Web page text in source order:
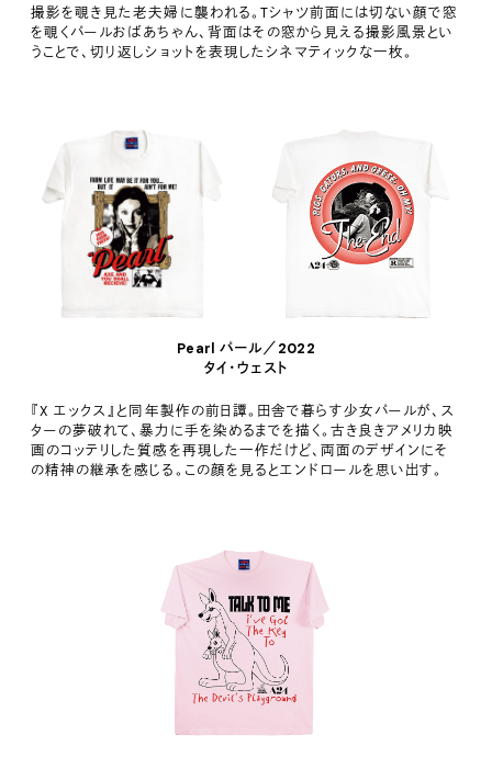
撮影を覗き見た老夫婦に襲われる。Tシャツ前面には切ない顔で窓
を覗くパールおばあちゃん、背面はその窓から見える撮影風景とい
うことで、切り返しショットを表現したシネマティックな一枚。
Pearl パール／2022
タイ・ウェスト
『X エックス』と同年製作の前日譚。田舎で暮らす少女パールが、ス
ターの夢破れて、暴力に手を染めるまでを描く。古き良きアメリカ映
画のコッテリした質感を再現した一作だけど、両面のデザインにそ
の精神の継承を感じる。この顔を見るとエンドロールを思い出す。